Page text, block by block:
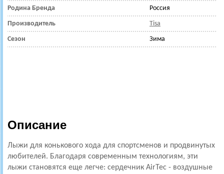
Родина Бренда Россия
Производитель Tisa
Сезон Зима
Описание
Лыжи для конькового хода для спортсменов и продвинутых
любителей. Благодаря современным технологиям, эти
лыжи становятся еще легче: сердечник AirTec - воздушные